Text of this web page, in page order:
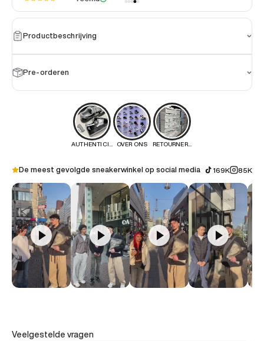
Productbeschrijving
Pre-orderen
AUTHENTICITEITOVER ONS RETOURNEREN
De meest gevolgde sneakerwinkel op social media 169K 85K
Veelgestelde vragen